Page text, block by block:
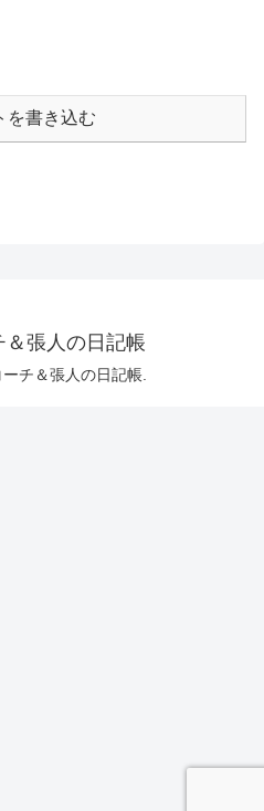
を書き込む
＆張人の日記帳
チ＆張人の日記帳.